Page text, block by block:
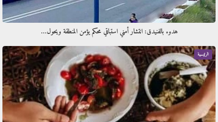
هدوء بالفنيدق: انتشار أمني استباقي محكم يؤمن المنطقة ويحول…
الرئيسية